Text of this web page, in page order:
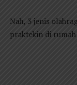
Nah, 3 jenis
praktekin di